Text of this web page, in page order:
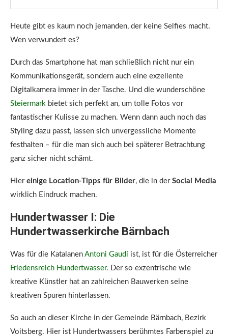
Heute gibt es kaum noch jemanden, der keine Selfies macht.
Wen verwundert es?
Durch das Smartphone hat man schließlich nicht nur ein
Kommunikationsgerät, sondern auch eine exzellente
Digitalkamera immer in der Tasche. Und die wunderschöne
Steiermark bietet sich perfekt an, um tolle Fotos vor
fantastischer Kulisse zu machen. Wenn dann auch noch das
Styling dazu passt, lassen sich unvergessliche Momente
festhalten – für die man sich auch bei späterer Betrachtung
ganz sicher nicht schämt.
Hier einige Location-Tipps für Bilder, die in der Social Media
wirklich Eindruck machen.
Hundertwasser I: Die
Hundertwasserkirche Bärnbach
Was für die Katalanen Antoni Gaudí ist, ist für die Österreicher
Friedensreich Hundertwasser. Der so exzentrische wie
kreative Künstler hat an zahlreichen Bauwerken seine
kreativen Spuren hinterlassen.
So auch an dieser Kirche in der Gemeinde Bärnbach, Bezirk
Voitsberg. Hier ist Hundertwassers berühmtes Farbenspiel zu